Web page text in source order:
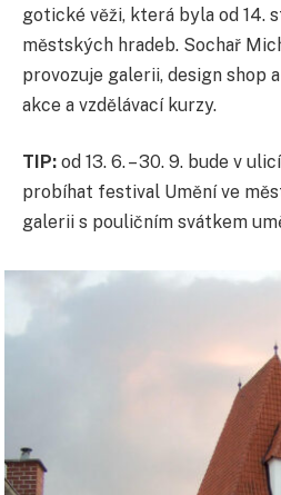
gotické věži, která byla od 14.
městských hradeb. Sochař
provozuje galerii, design shop
akce a vzdělávací kurzy.
TIP: od 13. 6. – 30. 9. bude v
probíhat festival Umění ve
galerii s pouličním svátkem